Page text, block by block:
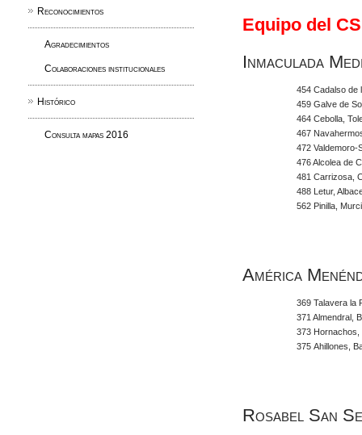
Reconocimientos
Agradecimientos
Colaboraciones institucionales
Histórico
Consulta mapas 2016
Equipo del
Inmaculada
454 Cadalso de
459 Galve de
464 Cebolla,
467
472 Valdemoro-
476 Alcolea de
481 Carrizosa,
488 Letur,
562 Pinilla,
América
369 Talavera la
371 Almendral,
373 Hornachos,
375 Ahillones,
Rosabel San